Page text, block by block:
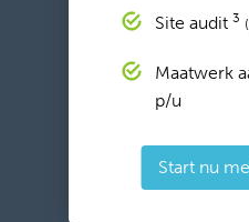
Site audit 3
Maatwerk
p/u
Start nu